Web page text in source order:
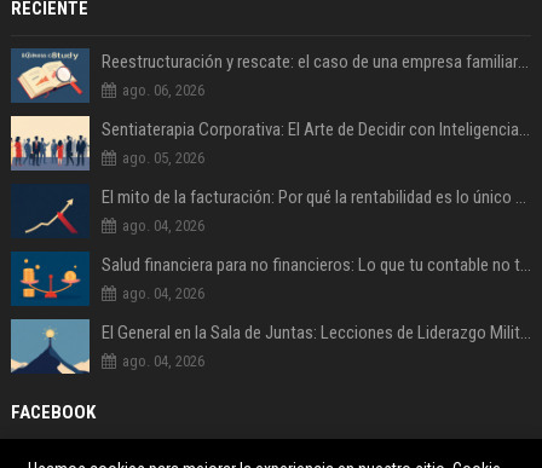
RECIENTE
Reestructuración y rescate: el caso de una empresa familiar al borde del cierre
ago. 06, 2026
Sentiaterapia Corporativa: El Arte de Decidir con Inteligencia Emocional
ago. 05, 2026
El mito de la facturación: Por qué la rentabilidad es lo único que importa
ago. 04, 2026
Salud financiera para no financieros: Lo que tu contable no te explica
ago. 04, 2026
El General en la Sala de Juntas: Lecciones de Liderazgo Militar para la Empresa Civil
ago. 04, 2026
FACEBOOK